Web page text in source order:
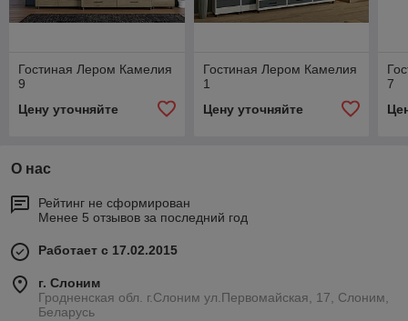
Гостиная Лером Камелия
9
Цену уточняйте
Гостиная Лером Камелия
1
Цену уточняйте
7
О нас
Рейтинг не сформирован
Менее 5 отзывов за последний год
Работает с 17.02.2015
г. Слоним
Гродненская обл. г.Слоним ул.Первомайская, 17, Слоним,
Беларусь